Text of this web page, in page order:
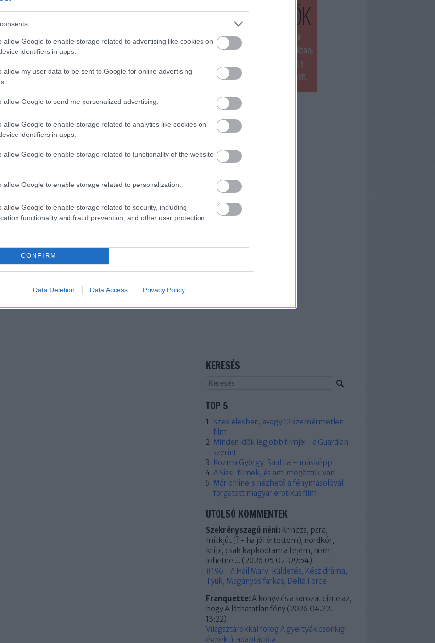
allow Google to enable storage related to advertising like cookies on
identifiers in apps.
allow my user data to be sent to Google for online advertising
allow Google to send me personalized advertising.
allow Google to enable storage related to analytics like cookies on
identifiers in apps.
allow Google to enable storage related to functionality of the website
allow Google to enable storage related to personalization.
allow Google to enable storage related to security, including
functionality and fraud prevention, and other user protection.
CONFIRM
Data Deletion Data Access Privacy Policy
trackback címe:
felhasználói tartalomnak minősülnek, értük a
nem vállal, azokat nem ellenőrzi. Kifogás esetén forduljon a blog
feltételekben és az adatvédelmi tájékoztatóban
! ‐Belépés Facebookkal
EZT LÁTTUK LEGUTÓBB
Tweets by filmnaplo
KERESÉS
TOP 5
Szex élesben, avagy 12 szemérmetlen
film
Minden idők legjobb filmjei - a Guardian
szerint
Kozma György: Saul fia – másképp
A Sissi-filmek, és ami mögöttük van
Már online is nézhető a fénymásolóval
forgatott magyar erotikus film
UTOLSÓ KOMMENTEK
Szekrényszagú néni: Krindzs, para,
mítkjút (? - ha jól értettem), nördkór,
krípi, csak kapkodtam a fejem, nem
lehetne ... (2026.05.02. 09:54)
#196 - A Hail Mary-küldetés, Kész dráma,
Tyúk, Magányos farkas, Delta Force
Franquette: A könyv és a sorozat címe az,
hogy A láthatatlan fény (2026.04.22.
13:22)
Világsztárokkal forog A gyertyák csonkig
égnek új adaptációja